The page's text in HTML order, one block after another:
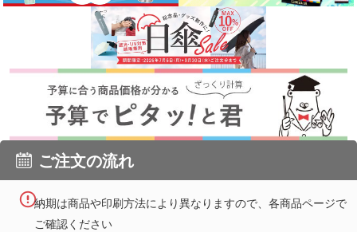
ご注文の流れ
納期は商品や印刷方法により異なりますので、各商品ページで
ご確認ください